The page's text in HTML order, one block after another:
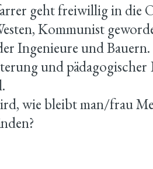
geht freiwillig in die
Kommunist
Ingenieure und
und pädagogischer
wie bleibt man/frau